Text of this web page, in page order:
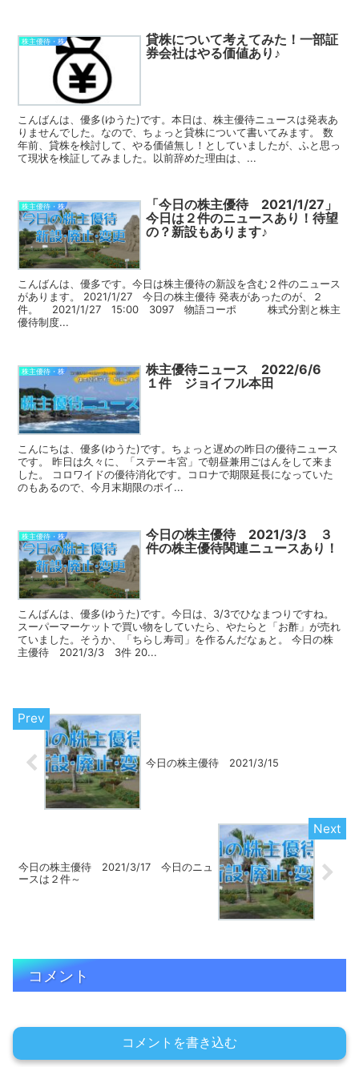
株主優待・株
貸株について考えてみた！一部証
券会社はやる価値あり♪
こんばんは、優多(ゆうた)です。本日は、株主優待ニュースは発表あ
りませんでした。なので、ちょっと貸株について書いてみます。 数
年前、貸株を検討して、やる価値無し！としていましたが、ふと思っ
て現状を検証してみました。以前辞めた理由は、...
株主優待・株
「今日の株主優待 2021/1/27」
今日は２件のニュースあり！待望
の？新設もあります♪
こんばんは、優多です。今日は株主優待の新設を含む２件のニュース
があります。 2021/1/27 今日の株主優待 発表があったのが、２
件。 2021/1/27 15:00 3097 物語コーポ 株式分割と株主
優待制度...
株主優待・株
株主優待ニュース 2022/6/6
１件 ジョイフル本田
こんにちは、優多(ゆうた)です。ちょっと遅めの昨日の優待ニュース
です。 昨日は久々に、「ステーキ宮」で朝昼兼用ごはんをして来ま
した。 コロワイドの優待消化です。コロナで期限延長になっていた
のもあるので、今月末期限のポイ...
株主優待・株
今日の株主優待 2021/3/3 ３
件の株主優待関連ニュースあり！
こんばんは、優多(ゆうた)です。今日は、3/3でひなまつりですね。
スーパーマーケットで買い物をしていたら、やたらと「お酢」が売れ
ていました。そうか、「ちらし寿司」を作るんだなぁと。 今日の株
主優待 2021/3/3 3件 20...
今日の株主優待 2021/3/15
今日の株主優待 2021/3/17 今日のニュ
ースは２件～
コメント
コメントを書き込む